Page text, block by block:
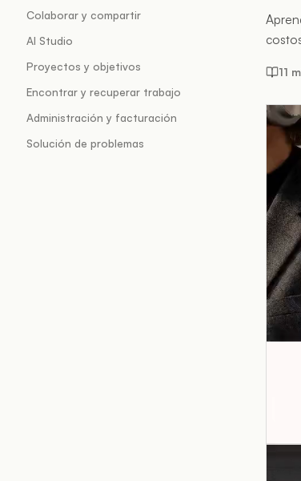
Colaborar y compartir
AI Studio
Proyectos y objetivos
Encontrar y recuperar trabajo
Administración y facturación
Solución de problemas
11